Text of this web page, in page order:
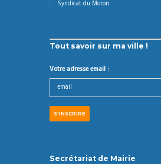
Syndicat du Moron
Tout savoir sur ma ville !
Votre adresse email :
Secrétariat de Mairie